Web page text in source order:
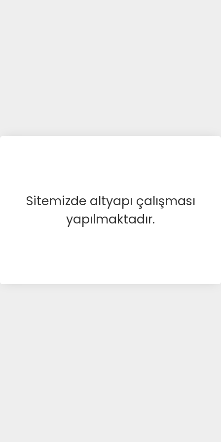
Sitemizde altyapı çalışması
yapılmaktadır.